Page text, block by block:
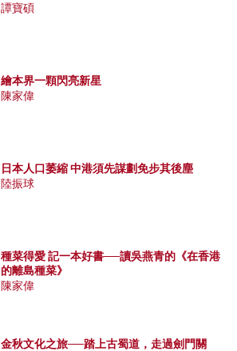
譚寶碩
繪本界一顆閃亮新星
陳家偉
日本人口萎縮 中港須先謀劃免步其後塵
陸振球
種菜得愛 記一本好書──讀吳燕青的《在香港
的離島種菜》
陳家偉
金秋文化之旅──踏上古蜀道，走過劍門關